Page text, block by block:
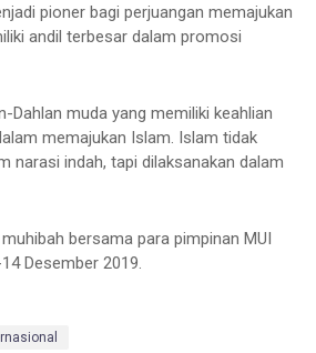
pioner bagi perjuangan memajukan
andil terbesar dalam promosi
Dahlan muda yang memiliki keahlian
memajukan Islam. Islam tidak
narasi indah, tapi dilaksanakan dalam
bersama para pimpinan MUI
Desember 2019.